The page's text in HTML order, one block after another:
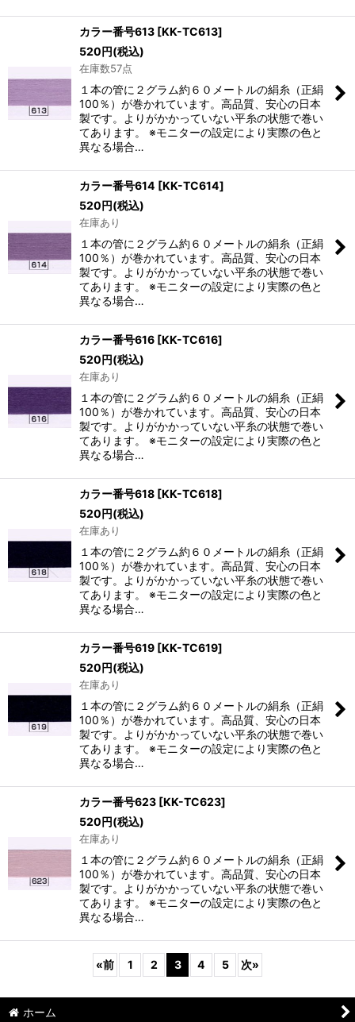
カラー番号613 [KK-TC613]
520円(税込)
在庫数57点
１本の管に２グラム約６０メートルの絹糸（正絹
100％）が巻かれています。高品質、安心の日本
製です。よりがかかっていない平糸の状態で巻い
てあります。 ※モニターの設定により実際の色と
異なる場合…
カラー番号614 [KK-TC614]
520円(税込)
在庫あり
１本の管に２グラム約６０メートルの絹糸（正絹
100％）が巻かれています。高品質、安心の日本
製です。よりがかかっていない平糸の状態で巻い
てあります。 ※モニターの設定により実際の色と
異なる場合…
カラー番号616 [KK-TC616]
520円(税込)
在庫あり
１本の管に２グラム約６０メートルの絹糸（正絹
100％）が巻かれています。高品質、安心の日本
製です。よりがかかっていない平糸の状態で巻い
てあります。 ※モニターの設定により実際の色と
異なる場合…
カラー番号618 [KK-TC618]
520円(税込)
在庫あり
１本の管に２グラム約６０メートルの絹糸（正絹
100％）が巻かれています。高品質、安心の日本
製です。よりがかかっていない平糸の状態で巻い
てあります。 ※モニターの設定により実際の色と
異なる場合…
カラー番号619 [KK-TC619]
520円(税込)
在庫あり
１本の管に２グラム約６０メートルの絹糸（正絹
100％）が巻かれています。高品質、安心の日本
製です。よりがかかっていない平糸の状態で巻い
てあります。 ※モニターの設定により実際の色と
異なる場合…
カラー番号623 [KK-TC623]
520円(税込)
在庫あり
１本の管に２グラム約６０メートルの絹糸（正絹
100％）が巻かれています。高品質、安心の日本
製です。よりがかかっていない平糸の状態で巻い
てあります。 ※モニターの設定により実際の色と
異なる場合…
«前 1 2 3 4 5 次»
ホーム